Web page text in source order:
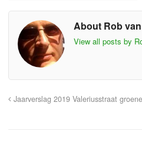
About Rob
View all posts by
Jaarverslag 2019 Valeriusstraat